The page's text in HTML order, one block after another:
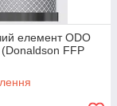
елемент ODO
FFP